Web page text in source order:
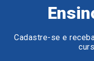
Cadastre-se e